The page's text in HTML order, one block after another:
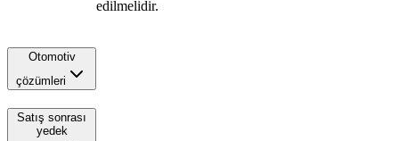
edilmelidir.
Otomotiv
çözümleri
Satış sonrası
yedek